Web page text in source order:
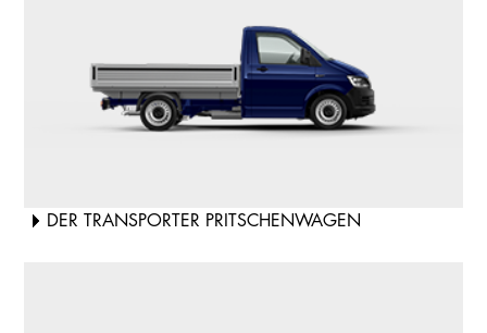
DER TRANSPORTER PRITSCHENWAGEN